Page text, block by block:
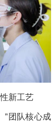
新工艺
”团队核心成